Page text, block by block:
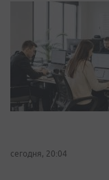
сегодня, 20:04